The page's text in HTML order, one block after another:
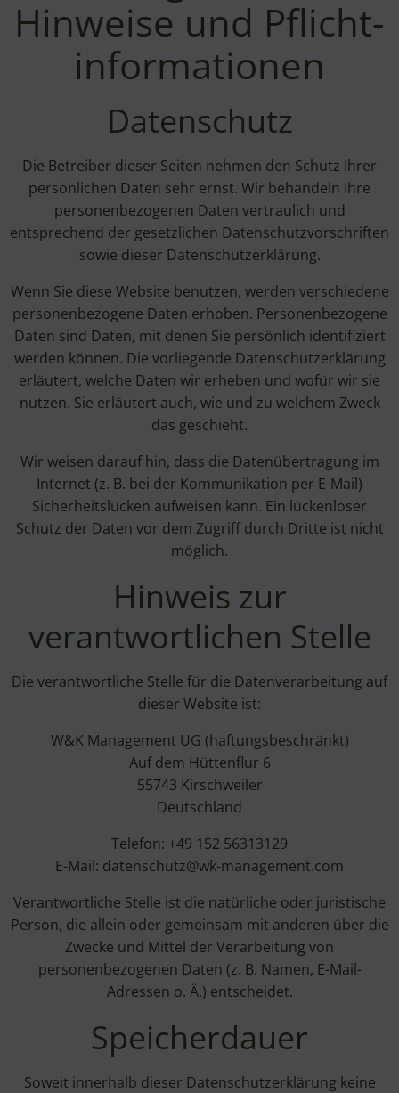
Hinweise und Pflicht­
informationen
Datenschutz
Die Betreiber dieser Seiten nehmen den Schutz Ihrer
persönlichen Daten sehr ernst. Wir behandeln Ihre
personenbezogenen Daten vertraulich und
entsprechend der gesetzlichen Datenschutzvorschriften
sowie dieser Datenschutzerklärung.
Wenn Sie diese Website benutzen, werden verschiedene
personenbezogene Daten erhoben. Personenbezogene
Daten sind Daten, mit denen Sie persönlich identifiziert
werden können. Die vorliegende Datenschutzerklärung
erläutert, welche Daten wir erheben und wofür wir sie
nutzen. Sie erläutert auch, wie und zu welchem Zweck
das geschieht.
Wir weisen darauf hin, dass die Datenübertragung im
Internet (z. B. bei der Kommunikation per E-Mail)
Sicherheitslücken aufweisen kann. Ein lückenloser
Schutz der Daten vor dem Zugriff durch Dritte ist nicht
möglich.
Hinweis zur
verantwortlichen Stelle
Die verantwortliche Stelle für die Datenverarbeitung auf
dieser Website ist:
W&K Management UG (haftungsbeschränkt)
Auf dem Hüttenflur 6
55743 Kirschweiler
Deutschland
Telefon: +49 152 56313129
E-Mail: datenschutz@wk-management.com
Verantwortliche Stelle ist die natürliche oder juristische
Person, die allein oder gemeinsam mit anderen über die
Zwecke und Mittel der Verarbeitung von
personenbezogenen Daten (z. B. Namen, E-Mail-
Adressen o. Ä.) entscheidet.
Speicherdauer
Soweit innerhalb dieser Datenschutzerklärung keine